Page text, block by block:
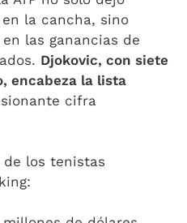
la cancha, sino
las ganancias de
Djokovic, con siete
encabeza la lista
cifra
de los tenistas